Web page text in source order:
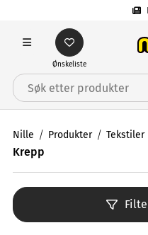
Ønskeliste
Nille Produkter Tekstiler
Krepp